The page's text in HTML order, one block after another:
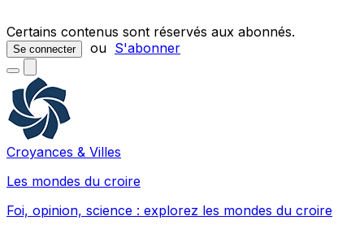
Certains contenus sont réservés aux abonnés.
Se connecter ou S'abonner
Croyances & Villes
Les mondes du croire
Foi, opinion, science : explorez les mondes du croire